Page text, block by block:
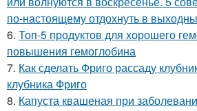
по-настоящему отдохнуть в
6. Топ-5 продуктов для хорошего
повышения гемоглобина
7. Как сделать Фриго рассаду
клубника Фриго
8. Капуста квашеная при